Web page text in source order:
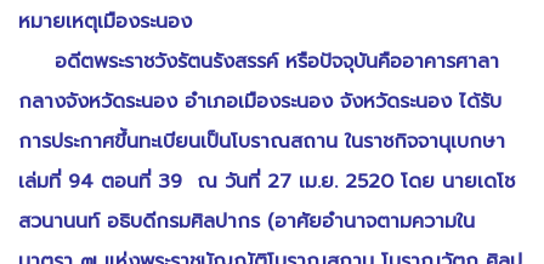
หมายเหตุเมืองระนอง
อดีตพระราชวังรัตนรังสรรค์ หรือปัจจุบันคืออาคารศาลา
กลางจังหวัดระนอง อำเภอเมืองระนอง จังหวัดระนอง ได้รับ
การประกาศขึ้นทะเบียนเป็นโบราณสถาน ในราชกิจจานุเบกษา
เล่มที่ 94 ตอนที่ 39 ณ วันที่ 27 เม.ย. 2520 โดย นายเดโช
สวนานนท์ อธิบดีกรมศิลปากร (อาศัยอำนาจตามความใน